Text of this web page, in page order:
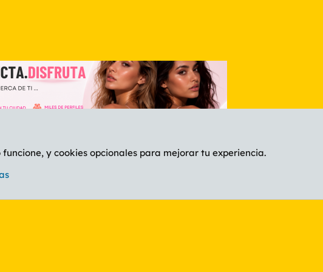
y cookies opcionales para mejorar tu experiencia.